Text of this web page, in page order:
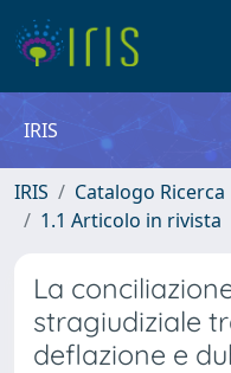
IRIS
IRIS Catalogo Ricerca
1.1 Articolo in rivista
La
stragiudiziale
deflazione e